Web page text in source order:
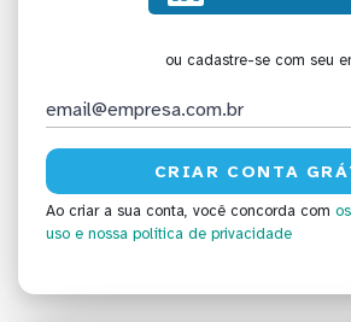
ou cadastre-se com seu
Ao criar a sua conta, você concorda com
uso e nossa política de privacidade